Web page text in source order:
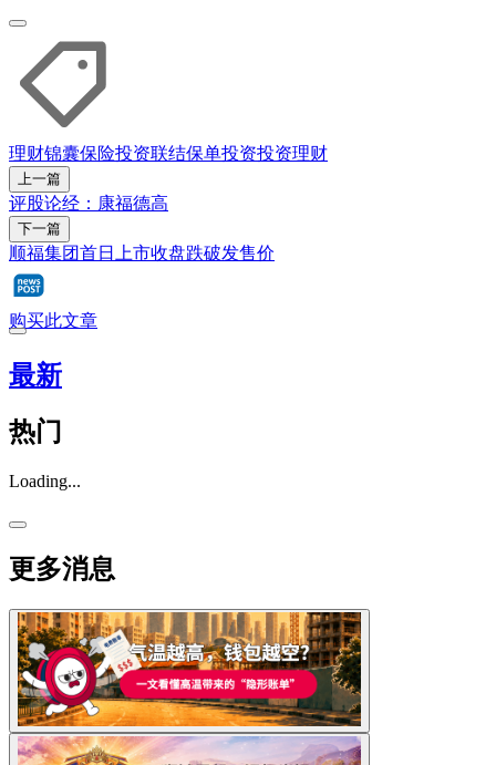
理财锦囊保险投资联结保单投资投资理财
上一篇
评股论经：康福德高
下一篇
顺福集团首日上市收盘跌破发售价
购买此文章
最新
热门
Loading...
更多消息